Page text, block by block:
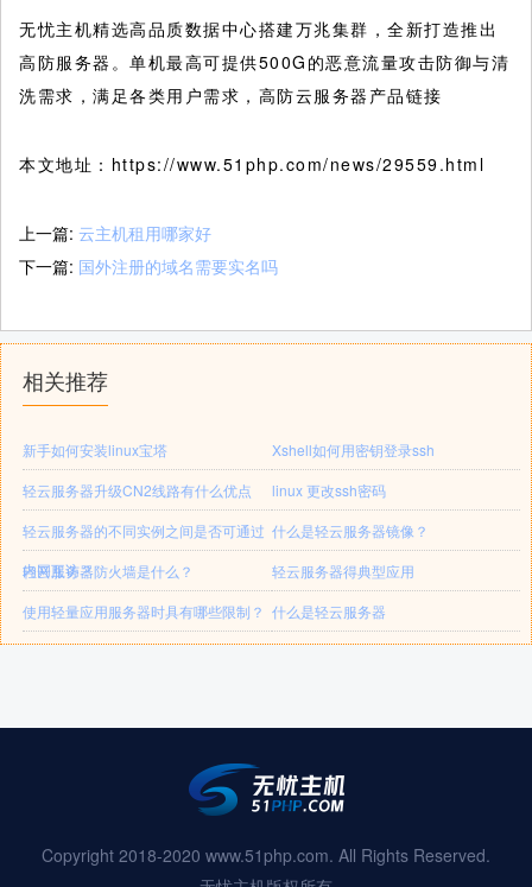
无忧主机精选高品质数据中心搭建万兆集群，全新打造推出
高防服务器。单机最高可提供500G的恶意流量攻击防御与清
洗需求，满足各类用户需求，高防云服务器产品链接
本文地址：https://www.51php.com/news/29559.html
上一篇: 云主机租用哪家好
下一篇: 国外注册的域名需要实名吗
相关推荐
新手如何安装linux宝塔
Xshell如何用密钥登录ssh
轻云服务器升级CN2线路有什么优点
linux 更改ssh密码
轻云服务器的不同实例之间是否可通过
内网互访？
什么是轻云服务器镜像？
轻云服务器防火墙是什么？
轻云服务器得典型应用
使用轻量应用服务器时具有哪些限制？ 什么是轻云服务器
Copyright 2018-2020 www.51php.com. All Rights Reserved.